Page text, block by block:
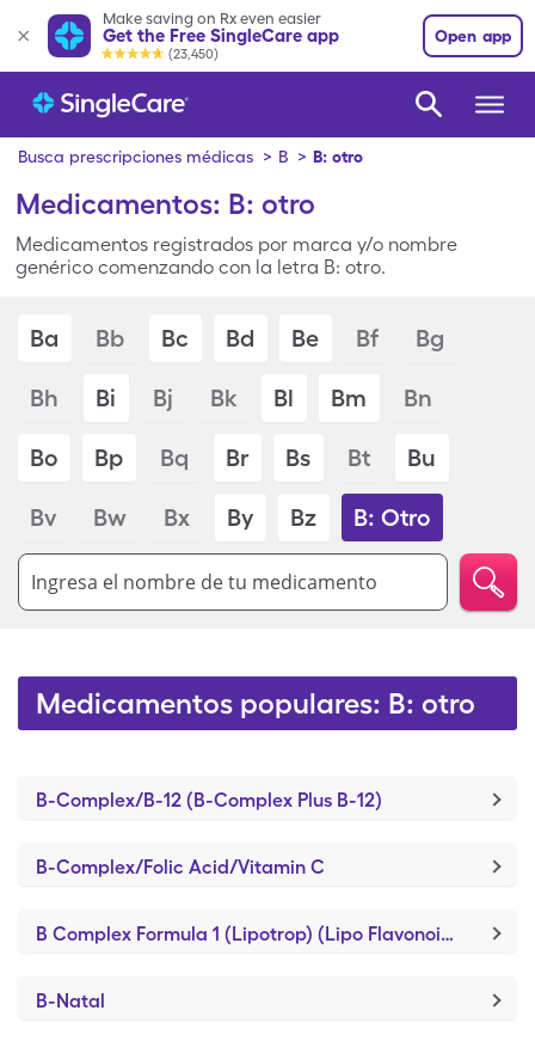
Make saving on Rx even easier
Get the Free SingleCare app
(23,450)
Open app
Busca prescripciones médicas > B > B: otro
Medicamentos: B: otro
Medicamentos registrados por marca y/o nombre
genérico comenzando con la letra B: otro.
Ba Bb Bc Bd Be Bf Bg
Bh Bi Bj Bk Bl Bm Bn
Bo Bp Bq Br Bs Bt Bu
Bv Bw Bx By Bz B: Otro
Ingresa el nombre de tu medicamento
Medicamentos populares: B: otro
B-Complex/B-12 (B-Complex Plus B-12)
B-Complex/Folic Acid/Vitamin C
B Complex Formula 1 (Lipotrop) (Lipo Flavonoid Plus)
B-Natal